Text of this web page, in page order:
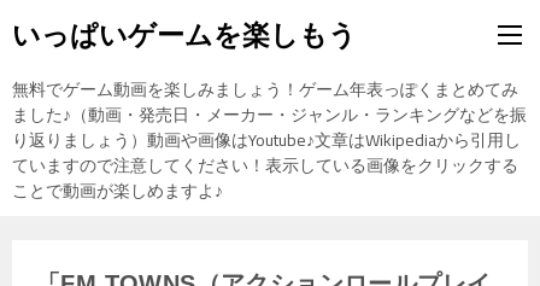
いっぱいゲームを楽しもう
無料でゲーム動画を楽しみましょう！ゲーム年表っぽくまとめてみ
ました♪（動画・発売日・メーカー・ジャンル・ランキングなどを振
り返りましょう）動画や画像はYoutube♪文章はWikipediaから引用し
ていますので注意してください！表示している画像をクリックする
ことで動画が楽しめますよ♪